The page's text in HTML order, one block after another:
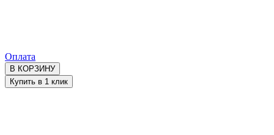
Оплата
В КОРЗИНУ
Купить в 1 клик